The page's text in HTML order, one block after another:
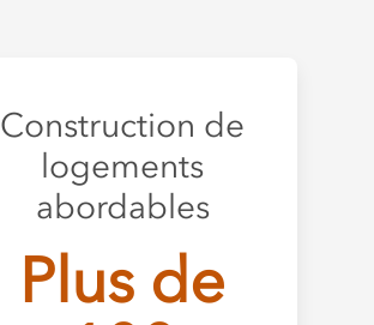
Construction de
logements
abordables
Plus de